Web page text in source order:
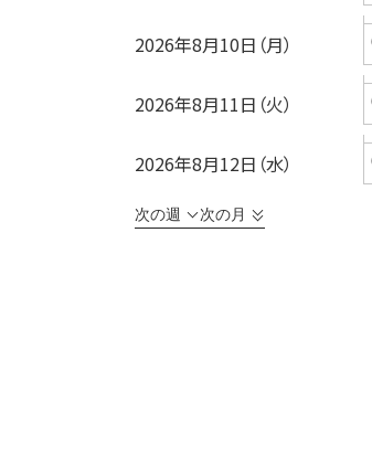
2026年8月10日（月）
2026年8月11日（火）
2026年8月12日（水）
次の週 次の月